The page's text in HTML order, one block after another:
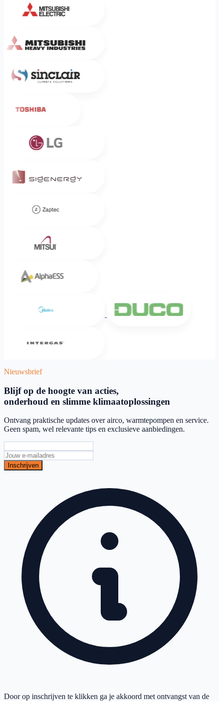
Nieuwsbrief
Blijf op de hoogte van acties,
onderhoud en slimme klimaatoplossingen
Ontvang praktische updates over airco, warmtepompen en service.
Geen spam, wel relevante tips en exclusieve aanbiedingen.
Inschrijven
Door op inschrijven te klikken ga je akkoord met ontvangst van de